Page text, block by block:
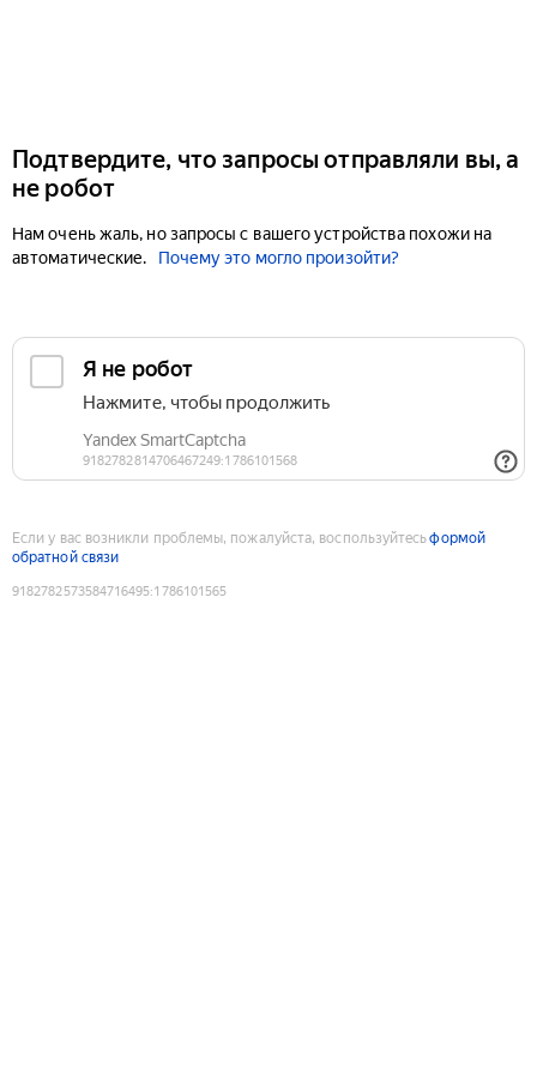
Подтвердите, что запросы отправляли вы, а
не робот
Нам очень жаль, но запросы с вашего устройства похожи на
автоматические.
Почему это могло произойти?
Если у вас возникли проблемы, пожалуйста, воспользуйтесьформой
обратной связи
9182782573584716495:1786101565